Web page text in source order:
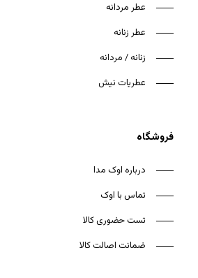
هیچ محصولی در سبد خرید نیست.
عطر مردانه
عطر زنانه
زنانه / مردانه
عطریات نیش
فروشگاه
درباره اوک مدا
تماس با اوک
تست حضوری کالا
ضمانت اصالت کالا